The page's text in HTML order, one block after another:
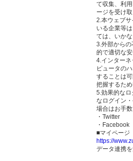
て収集、利
ージを受け
2.本ウェブ
いる企業等
ては、いか
3.外部から
的で適切な
4.インター
ピュータの
することは
把握するた
5.効果的な
なログイン
場合はお手
・Twitter
・Facebook
■マイページ
https://
データ連携